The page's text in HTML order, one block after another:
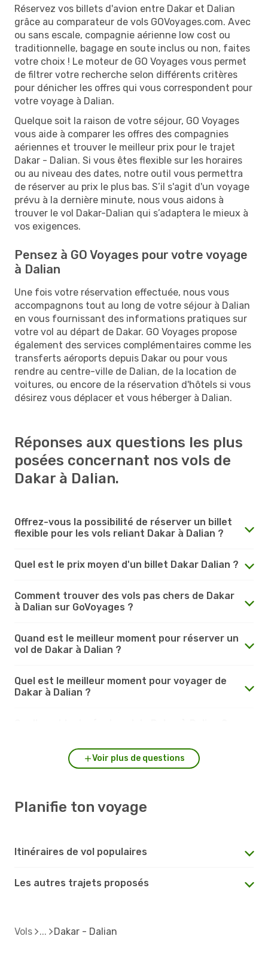
Réservez vos billets d'avion entre Dakar et Dalian
grâce au comparateur de vols GOVoyages.com. Avec
ou sans escale, compagnie aérienne low cost ou
traditionnelle, bagage en soute inclus ou non, faites
votre choix ! Le moteur de GO Voyages vous permet
de filtrer votre recherche selon différents critères
pour dénicher les offres qui vous correspondent pour
votre voyage à Dalian.
Quelque soit la raison de votre séjour, GO Voyages
vous aide à comparer les offres des compagnies
aériennes et trouver le meilleur prix pour le trajet
Dakar - Dalian. Si vous êtes flexible sur les horaires
ou au niveau des dates, notre outil vous permettra
de réserver au prix le plus bas. S’il s'agit d'un voyage
prévu à la dernière minute, nous vous aidons à
trouver le vol Dakar-Dalian qui s’adaptera le mieux à
vos exigences.
Pensez à GO Voyages pour votre voyage
à Dalian
Une fois votre réservation effectuée, nous vous
accompagnons tout au long de votre séjour à Dalian
en vous fournissant des informations pratiques sur
votre vol au départ de Dakar. GO Voyages propose
également des services complémentaires comme les
transferts aéroports depuis Dakar ou pour vous
rendre au centre-ville de Dalian, de la location de
voitures, ou encore de la réservation d'hôtels si vous
désirez vous déplacer et vous héberger à Dalian.
Réponses aux questions les plus
posées concernant nos vols de
Dakar à Dalian.
Offrez-vous la possibilité de réserver un billet
flexible pour les vols reliant Dakar à Dalian ?
Quel est le prix moyen d'un billet Dakar Dalian ?
Comment trouver des vols pas chers de Dakar
à Dalian sur GoVoyages ?
Quand est le meilleur moment pour réserver un
vol de Dakar à Dalian ?
Quel est le meilleur moment pour voyager de
Dakar à Dalian ?
Voir plus de questions
Planifie ton voyage
Itinéraires de vol populaires
Les autres trajets proposés
Vols Dakar - Dalian